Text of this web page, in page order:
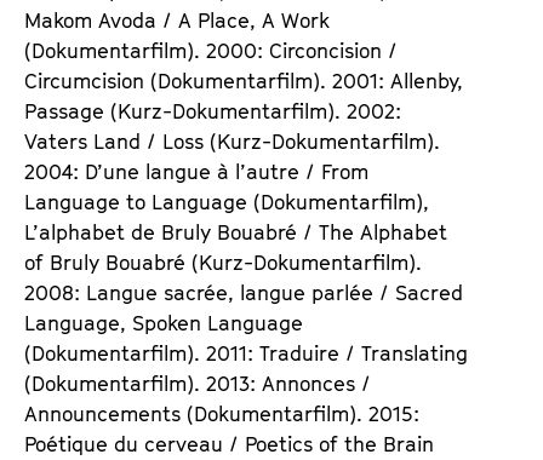
Makom Avoda / A Place, A Work
(Dokumentarfilm). 2000: Circoncision /
Circumcision (Dokumentarfilm). 2001: Allenby,
Passage (Kurz-Dokumentarfilm). 2002:
Vaters Land / Loss (Kurz-Dokumentarfilm).
2004: D’une langue à l’autre / From
Language to Language (Dokumentarfilm),
L’alphabet de Bruly Bouabré / The Alphabet
of Bruly Bouabré (Kurz-Dokumentarfilm).
2008: Langue sacrée, langue parlée / Sacred
Language, Spoken Language
(Dokumentarfilm). 2011: Traduire / Translating
(Dokumentarfilm). 2013: Annonces /
Announcements (Dokumentarfilm). 2015:
Poétique du cerveau / Poetics of the Brain